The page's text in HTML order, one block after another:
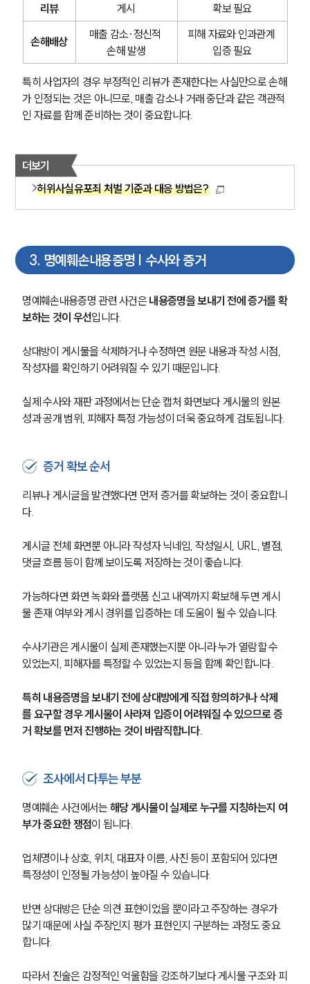
리뷰
게시
확보 필요
손해배상
매출 감소·정신적
손해 발생
피해 자료와 인과관계
입증 필요
특히 사업자의 경우 부정적인 리뷰가 존재한다는 사실만으로 손해
가 인정되는 것은 아니므로, 매출 감소나 거래 중단과 같은 객관적
인 자료를 함께 준비하는 것이 중요합니다.
더보기
허위사실유포죄 처벌 기준과 대응 방법은?
3. 명예훼손내용증명 | 수사와 증거
명예훼손내용증명 관련 사건은 내용증명을 보내기 전에 증거를 확
보하는 것이 우선입니다.
상대방이 게시물을 삭제하거나 수정하면 원문 내용과 작성 시점,
작성자를 확인하기 어려워질 수 있기 때문입니다.
실제 수사와 재판 과정에서는 단순 캡처 화면보다 게시물의 원본
성과 공개 범위, 피해자 특정 가능성이 더욱 중요하게 검토됩니다.
증거 확보 순서
리뷰나 게시글을 발견했다면 먼저 증거를 확보하는 것이 중요합니
다.
게시글 전체 화면뿐 아니라 작성자 닉네임, 작성일시, URL, 별점,
댓글 흐름 등이 함께 보이도록 저장하는 것이 좋습니다.
가능하다면 화면 녹화와 플랫폼 신고 내역까지 확보해 두면 게시
물 존재 여부와 게시 경위를 입증하는 데 도움이 될 수 있습니다.
수사기관은 게시물이 실제 존재했는지뿐 아니라 누가 열람할 수
있었는지, 피해자를 특정할 수 있었는지 등을 함께 확인합니다.
특히 내용증명을 보내기 전에 상대방에게 직접 항의하거나 삭제
를 요구할 경우 게시물이 사라져 입증이 어려워질 수 있으므로 증
거 확보를 먼저 진행하는 것이 바람직합니다.
조사에서 다투는 부분
명예훼손 사건에서는 해당 게시물이 실제로 누구를 지칭하는지 여
부가 중요한 쟁점이 됩니다.
업체명이나 상호, 위치, 대표자 이름, 사진 등이 포함되어 있다면
특정성이 인정될 가능성이 높아질 수 있습니다.
반면 상대방은 단순 의견 표현이었을 뿐이라고 주장하는 경우가
많기 때문에 사실 주장인지 평가 표현인지 구분하는 과정도 중요
합니다.
따라서 진술은 감정적인 억울함을 강조하기보다 게시물 구조와 피